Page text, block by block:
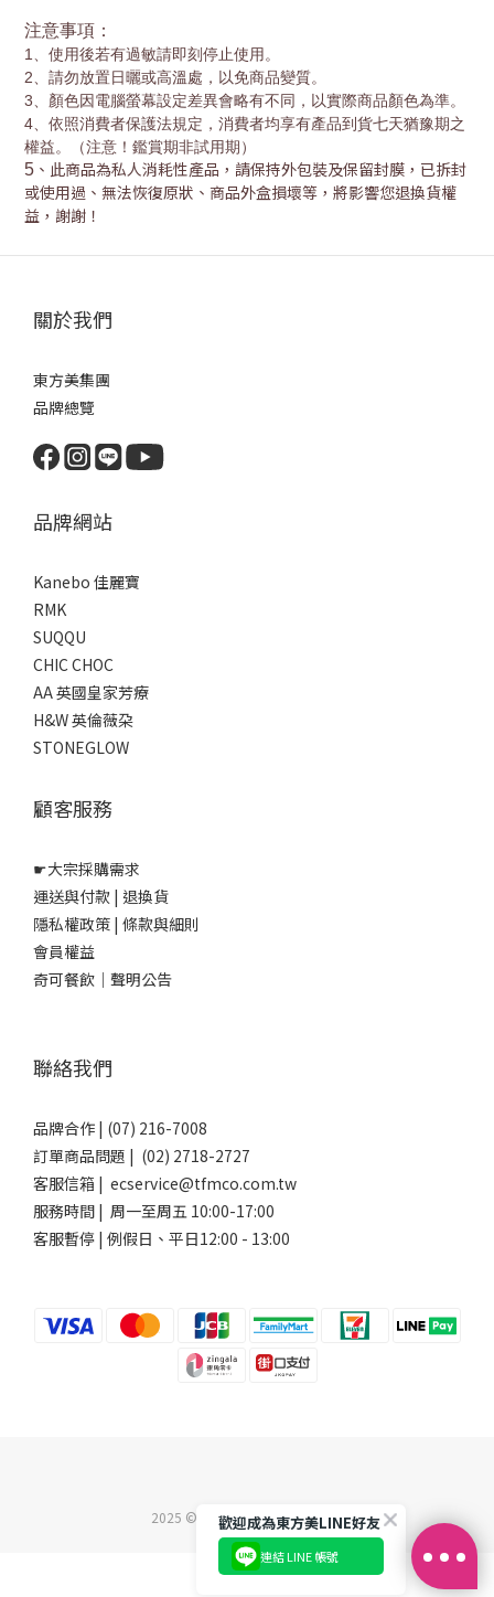
注意事項：
1
、使用後若有過敏請即刻停止使用。
2 、請勿放置日曬或高溫處，以免商品變質。
3 、顏色因電腦螢幕設定差異會略有不同，以實際商品顏色為準。
4 、依照消費者保護法規定，消費者均享有產品到貨七天猶豫期之
權益。（注意！鑑賞期非試用期）
5 、此商品為私人消耗性產品，請保持外包裝及保留封膜，已拆封
或使用過、無法恢復原狀、商品外盒損壞等，將影響您退換貨權
益，謝謝！
立即購買
關於我們
東方美集團
品牌總覽
品牌網站
Kanebo 佳麗寶
RMK
SUQQU
CHIC CHOC
AA 英國皇家芳療
H&W 英倫薇朶
STONEGLOW
顧客服務
☛大宗採購需求
運送與付款 | 退換貨
隱私權政策 | 條款與細則
會員權益
奇可餐飲｜聲明公告
聯絡我們
品牌合作 | (07) 216-7008
訂單商品問題 | (02) 2718-2727
客服信箱 | ecservice@tfmco.com.tw
服務時間 | 周一至周五 10:00-17:00
客服暫停 | 例假日、平日12:00 - 13:00
2025 ©東方美企業股份有限公司
歡迎成為東方美LINE好友
連結 LINE 帳號